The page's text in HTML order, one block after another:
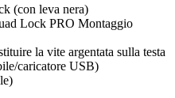
(con leva nera)
Lock PRO Montaggio
la vite argentata sulla testa
caricatore USB)